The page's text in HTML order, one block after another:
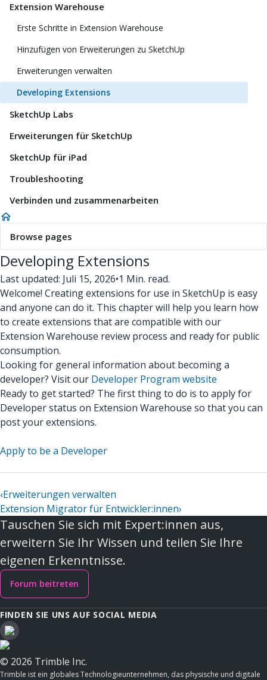
Extension Warehouse
Erste Schritte in Extension Warehouse
Hinzufügen von Erweiterungen zu SketchUp
Erweiterungen verwalten
Developing Extensions
SketchUp Labs
Erweiterungen für SketchUp
SketchUp für iPad
Troubleshooting
Verbinden und zusammenarbeiten
Browse pages
Developing Extensions
Last updated: Juli 15, 2026•1 Min. read.
Welcome! Creating extensions for use in SketchUp is easy
and anyone can do it. This chapter will help you learn how
to create extensions that are compatible with our
Extension Warehouse review process and ready for public
consumption.
Looking for general information about becoming a
developer? Visit our Developer Program website
Ready to get started? The first thing to do is to apply for
Developer status on Extension Warehouse so that you can
post your extensions.
Apply to be a Developer
‹Erweiterungen verwalten
Extension Migrator für Entwickler:innen›
Tauschen Sie sich mit Expert:innen aus,
erweitern Sie Ihr Wissen und teilen Sie Ihre
eigenen Erkenntnisse.
Forum beitreten
FINDEN SIE UNS AUF SOCIAL MEDIA
© 2026 Trimble Inc.
Trimble ist ein globales Technologieunternehmen, das physische und digitale